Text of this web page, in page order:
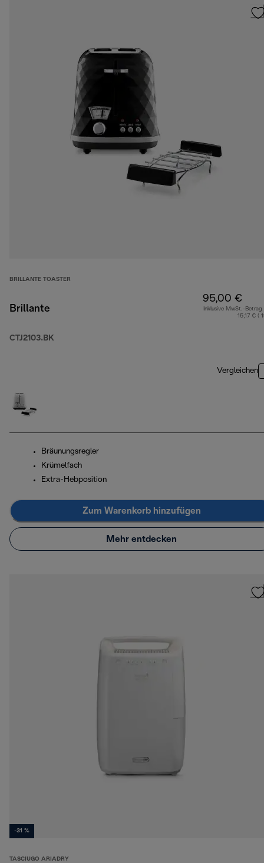
BRILLANTE TOASTER
Brillante
CTJ2103.BK
95,00 €
Inklusive MwSt.-Betrag
15,17 € (
Vergleichen
Bräunungsregler
Krümelfach
Extra-Hebposition
Zum Warenkorb hinzufügen
Mehr entdecken
-31 %
TASCIUGO ARIADRY